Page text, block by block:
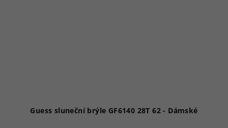
Guess sluneční brýle GF6140 28T 62 - Dámské